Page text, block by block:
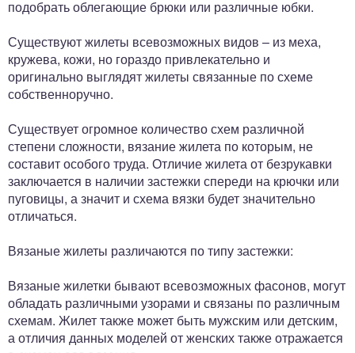
подобрать облегающие брюки или различные юбки.
Существуют жилеты всевозможных видов – из меха,
кружева, кожи, но гораздо привлекательно и
оригинально выглядят жилеты связанные по схеме
собственноручно.
Существует огромное количество схем различной
степени сложности, вязание жилета по которым, не
составит особого труда. Отличие жилета от безрукавки
заключается в наличии застежки спереди на крючки или
пуговицы, а значит и схема вязки будет значительно
отличаться.
Вязаные жилеты различаются по типу застежки:
Вязаные жилетки бывают всевозможных фасонов, могут
обладать различными узорами и связаны по различным
схемам. Жилет также может быть мужским или детским,
а отличия данных моделей от женских также отражается